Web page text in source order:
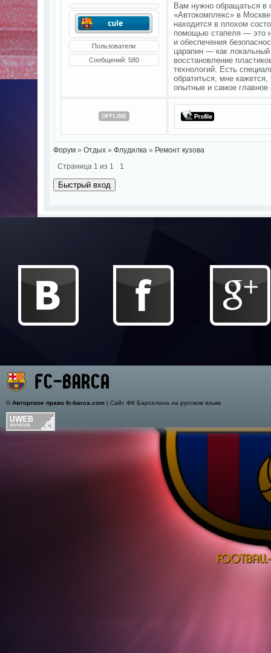
Пользователи
Сообщений: 580
Вам нужно обращаться в
«Автокомплекс» в
находится в плохом
помощью стапеля — это
и обеспечения
царапин — как
восстановление
технологий. Есть
обратиться, мне
опытные и самое главное
OFFLINE
Форум » Отдых » Флудилка » Ремонт кузова
Страница 1 из 1 1
©Авторское право fc-barca.com| Сайт ФК Барселона на русском языке